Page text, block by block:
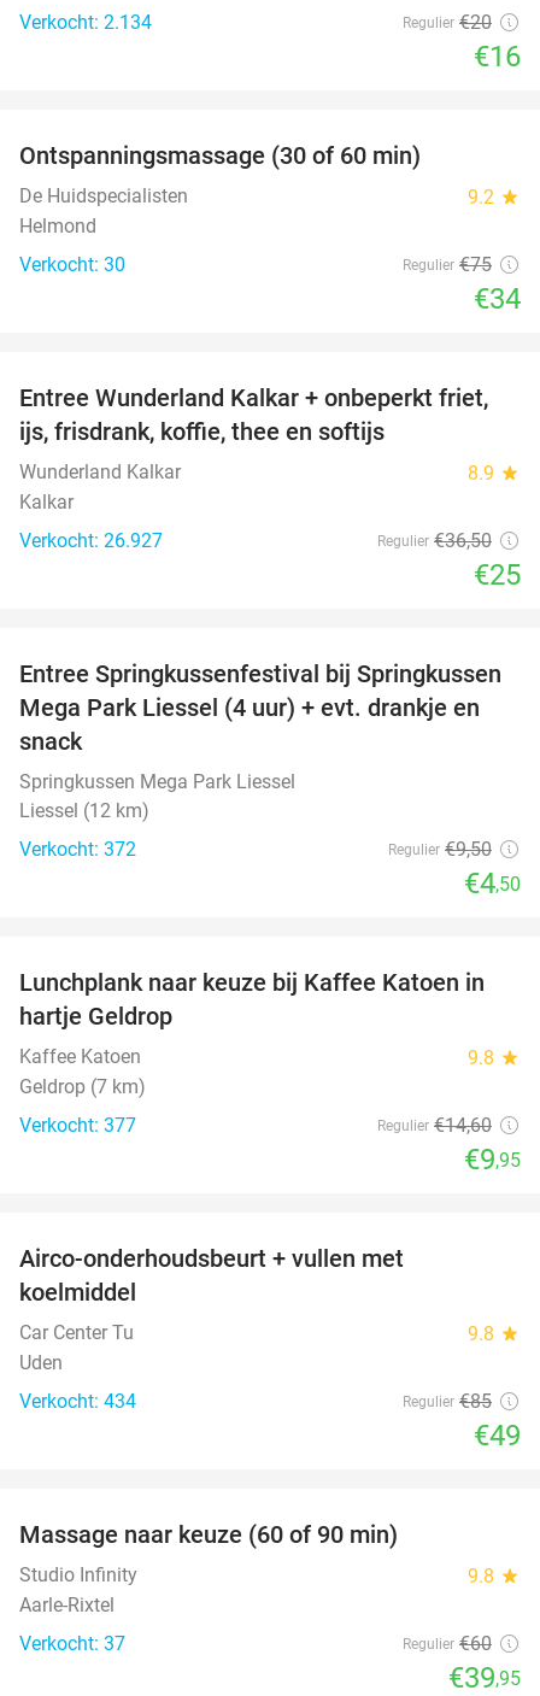
Verkocht: 2.134
Regulier €20
€16
Ontspanningsmassage (30 of 60 min)
De Huidspecialisten 9.2 star
Helmond
Verkocht: 30
Regulier €75
€34
32%
Entree Wunderland Kalkar + onbeperkt friet,
ijs, frisdrank, koffie, thee en softijs
Wunderland Kalkar 8.9 star
Kalkar
Verkocht: 26.927
Regulier €36,50
€25
53%
Entree Springkussenfestival bij Springkussen
Mega Park Liessel (4 uur) + evt. drankje en
snack
Springkussen Mega Park Liessel
Liessel (12 km)
Verkocht: 372
Regulier €9,50
€4,50
32%
Lunchplank naar keuze bij Kaffee Katoen in
hartje Geldrop
Kaffee Katoen 9.8 star
Geldrop (7 km)
Verkocht: 377
Regulier €14,60
€9,95
Airco-onderhoudsbeurt + vullen met
koelmiddel
Car Center Tu 9.8 star
Uden
Verkocht: 434
Regulier €85
€49
Massage naar keuze (60 of 90 min)
Studio Infinity 9.8 star
Aarle-Rixtel
Verkocht: 37
Regulier €60
€39,95